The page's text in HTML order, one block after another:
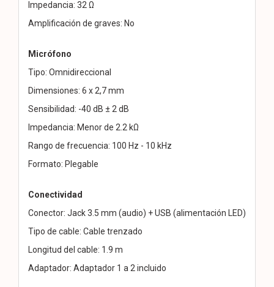
Impedancia: 32 Ω
Amplificación de graves: No
Micrófono
Tipo: Omnidireccional
Dimensiones: 6 x 2,7 mm
Sensibilidad: -40 dB ± 2 dB
Impedancia: Menor de 2.2 kΩ
Rango de frecuencia: 100 Hz - 10 kHz
Formato: Plegable
Conectividad
Conector: Jack 3.5 mm (audio) + USB (alimentación LED)
Tipo de cable: Cable trenzado
Longitud del cable: 1.9 m
Adaptador: Adaptador 1 a 2 incluido